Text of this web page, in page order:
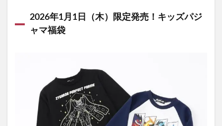
2026年1月1日（木）限定発売！キッズパジ
ャマ福袋